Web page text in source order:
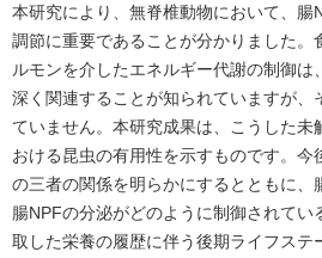
本研究により、無脊椎動物において、腸
調節に重要であることが分かりました。
ルモンを介したエネルギー代謝の制御は
深く関連することが知られていますが、
ていません。本研究成果は、こうした未
おける昆虫の有用性を示すものです。今
の三者の関係を明らかにするとともに、
腸NPFの分泌がどのように制御されてい
取した栄養の履歴に伴う後期ライフステ